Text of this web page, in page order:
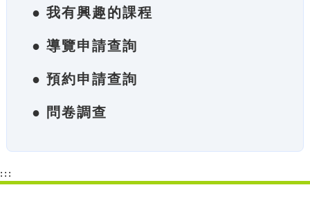
● 我有興趣的課程
● 導覽申請查詢
● 預約申請查詢
● 問卷調查
:::